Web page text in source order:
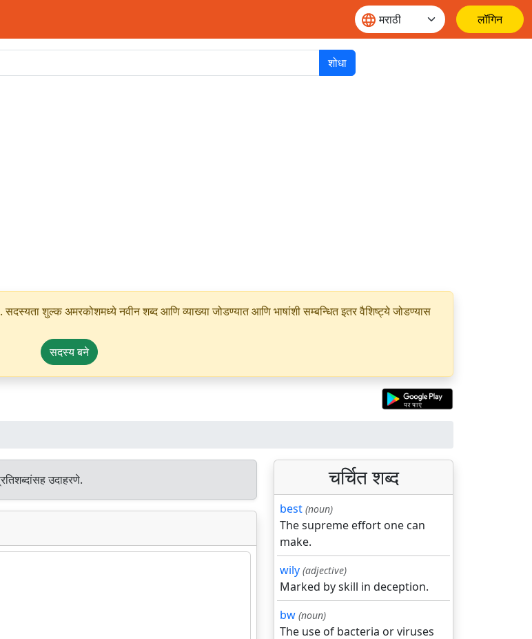
लॉगिन
शोधा
शुल्क अमरकोशमध्ये नवीन शब्द आणि व्याख्या जोडण्यात आणि भाषांशी सम्बन्धित इतर वैशिष्ट्ये जोडण्यास
सदस्य बने
उदाहरणे. चर्चित शब्द
best (noun)
The supreme effort one can
make.
wily (adjective)
Marked by skill in deception.
bw (noun)
The use of bacteria or viruses